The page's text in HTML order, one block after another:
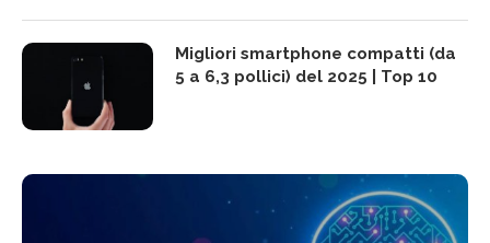
Migliori smartphone compatti (da
5 a 6,3 pollici) del 2025 | Top 10